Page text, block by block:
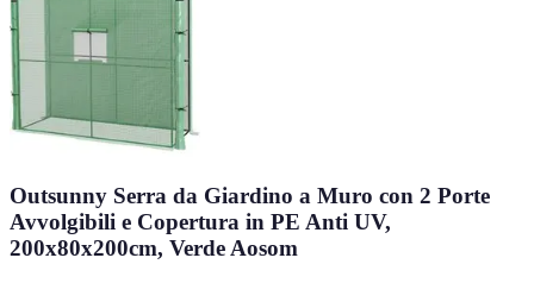
Outsunny Serra da Giardino a Muro con 2 Porte
Avvolgibili e Copertura in PE Anti UV,
200x80x200cm, Verde Aosom